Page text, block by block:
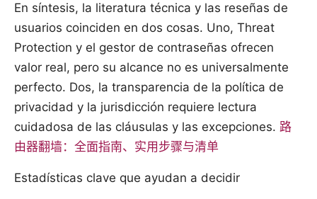
En síntesis, la literatura técnica y las reseñas de
usuarios coinciden en dos cosas. Uno, Threat
Protection y el gestor de contraseñas ofrecen
valor real, pero su alcance no es universalmente
perfecto. Dos, la transparencia de la política de
privacidad y la jurisdicción requiere lectura
cuidadosa de las cláusulas y las excepciones. 路
由器翻墙：全面指南、实用步骤与清单
Estadísticas clave que ayudan a decidir